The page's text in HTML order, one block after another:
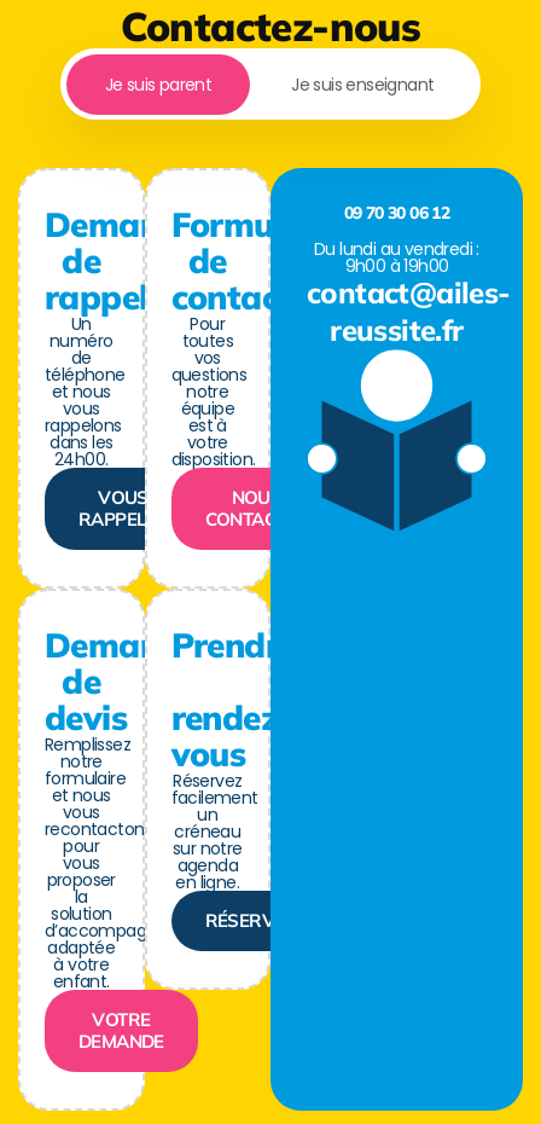
Contactez-nous
Je suis parent Je suis enseignant
Demande
de
rappel
Un
numéro
de
téléphone
et nous
vous
rappelons
dans les
24h00.
VOUS
RAPPELER
Demande
de
devis
Remplissez
notre
formulaire
et nous
vous
recontactons
pour
vous
proposer
la
solution
d’accompagnement
adaptée
à votre
enfant.
VOTRE
DEMANDE
Formulaire
de
contact
Pour
toutes
vos
questions
notre
équipe
est à
votre
disposition.
NOUS
CONTACTER
Prendre
rendez-
vous
Réservez
facilement
un
créneau
sur notre
agenda
en ligne.
RÉSERVER
09 70 30 06 12
Du lundi au vendredi :
9h00 à 19h00
contact@ailes-
reussite.fr